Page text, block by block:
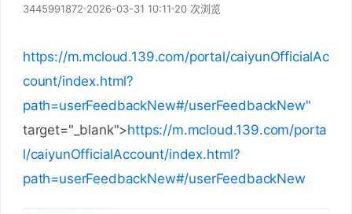
3445991872 2026-03-31 10:11 20 次浏览
https://m.mcloud.139.com/portal/caiyunOfficialAc
count/index.html?
path=userFeedbackNew#/userFeedbackNew"
target="_blank">https://m.mcloud.139.com/porta
l/caiyunOfficialAccount/index.html?
path=userFeedbackNew#/userFeedbackNew